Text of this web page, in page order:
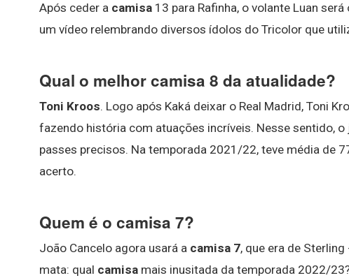
Após ceder a camisa 13 para Rafinha, o volante Luan
um vídeo relembrando diversos ídolos do Tricolor que
Qual o melhor camisa 8 da atualidade?
Toni Kroos. Logo após Kaká deixar o Real Madrid, Toni
fazendo história com atuações incríveis. Nesse sentido,
passes precisos. Na temporada 2021/22, teve média de
acerto.
Quem é o camisa 7?
João Cancelo agora usará a camisa 7, que era de
mata: qual camisa mais inusitada da temporada 2022/